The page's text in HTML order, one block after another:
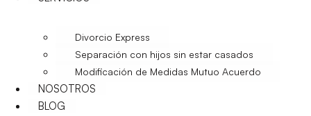
Divorcio Express
Separación con hijos sin estar casados
Modificación de Medidas Mutuo Acuerdo
NOSOTROS
BLOG